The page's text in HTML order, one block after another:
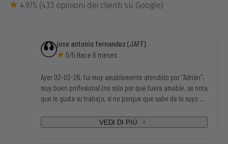
4.9/5 (433 opinioni dei clienti su Google)
jose antonio fernandez (JAFF)
5/5 Hace 6 meses
Ayer 02-02-26, fui muy amablemente atendido por "Adrián",
muy buen profesional (no solo por que fuera amable, se nota
que le gusta su trabajo, si no porque que sabe de lo suyo y
disponian de los repuestos que necesitaba para poder
seguir utilizandola. Tampoco me parecieron caros los
VEDI DI PIÙ